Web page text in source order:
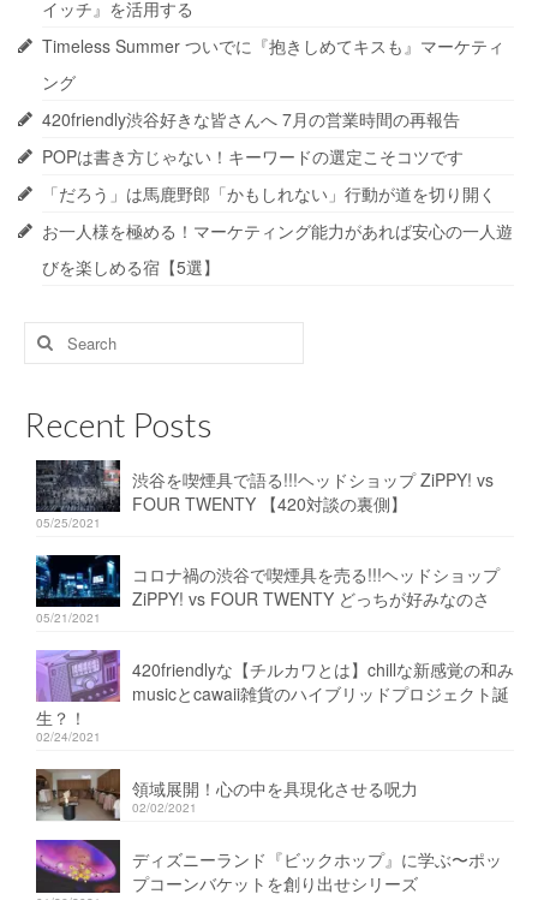
イッチ』を活用する
Timeless Summer ついでに『抱きしめてキスも』マーケティ
ング
420friendly渋谷好きな皆さんへ 7月の営業時間の再報告
POPは書き方じゃない！キーワードの選定こそコツです
「だろう」は馬鹿野郎「かもしれない」行動が道を切り開く
お一人様を極める！マーケティング能力があれば安心の一人遊
びを楽しめる宿【5選】
Search
for:
Recent Posts
渋谷を喫煙具で語る!!!ヘッドショップ ZiPPY! vs
FOUR TWENTY 【420対談の裏側】
05/25/2021
コロナ禍の渋谷で喫煙具を売る!!!ヘッドショップ
ZiPPY! vs FOUR TWENTY どっちが好みなのさ
05/21/2021
420friendlyな【チルカワとは】chillな新感覚の和み
musicとcawaii雑貨のハイブリッドプロジェクト誕
生？！
02/24/2021
領域展開！心の中を具現化させる呪力
02/02/2021
ディズニーランド『ビックホップ』に学ぶ〜ポッ
プコーンバケットを創り出せシリーズ